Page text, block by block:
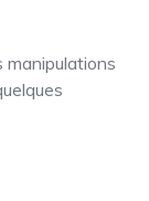
manipulations